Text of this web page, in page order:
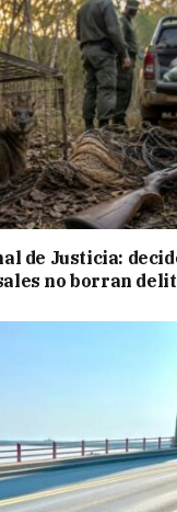
de Justicia:
no borran